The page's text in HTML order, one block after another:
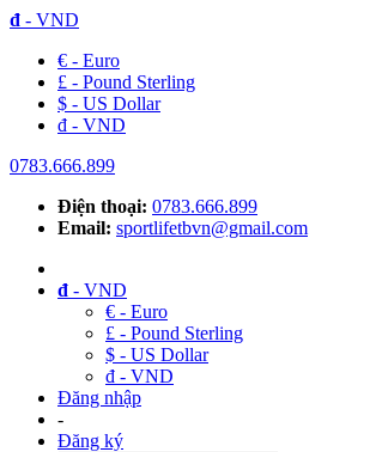
đ - VND
€ - Euro
£ - Pound Sterling
$ - US Dollar
đ - VND
0783.666.899
Điện thoại: 0783.666.899
Email: sportlifetbvn@gmail.com
đ - VND
€ - Euro
£ - Pound Sterling
$ - US Dollar
đ - VND
Đăng nhập
-
Đăng ký